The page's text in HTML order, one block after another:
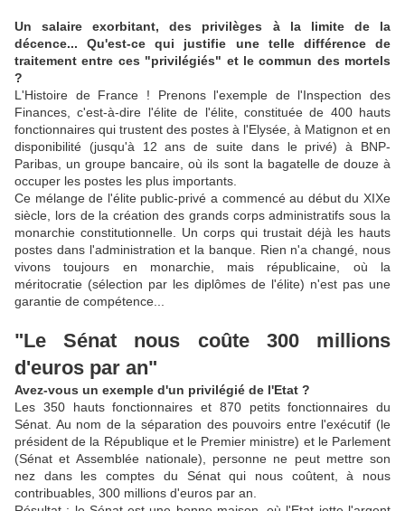
Un salaire exorbitant, des privilèges à la limite de la
décence... Qu'est-ce qui justifie une telle différence de
traitement entre ces "privilégiés" et le commun des mortels
?
L'Histoire de France ! Prenons l'exemple de l'Inspection des
Finances, c'est-à-dire l'élite de l'élite, constituée de 400 hauts
fonctionnaires qui trustent des postes à l'Elysée, à Matignon et en
disponibilité (jusqu'à 12 ans de suite dans le privé) à BNP-
Paribas, un groupe bancaire, où ils sont la bagatelle de douze à
occuper les postes les plus importants.
Ce mélange de l'élite public-privé a commencé au début du XIXe
siècle, lors de la création des grands corps administratifs sous la
monarchie constitutionnelle. Un corps qui trustait déjà les hauts
postes dans l'administration et la banque. Rien n'a changé, nous
vivons toujours en monarchie, mais républicaine, où la
méritocratie (sélection par les diplômes de l'élite) n'est pas une
garantie de compétence...
"Le Sénat nous coûte 300 millions
d'euros par an"
Avez-vous un exemple d'un privilégié de l'Etat ?
Les 350 hauts fonctionnaires et 870 petits fonctionnaires du
Sénat. Au nom de la séparation des pouvoirs entre l'exécutif (le
président de la République et le Premier ministre) et le Parlement
(Sénat et Assemblée nationale), personne ne peut mettre son
nez dans les comptes du Sénat qui nous coûtent, à nous
contribuables, 300 millions d'euros par an.